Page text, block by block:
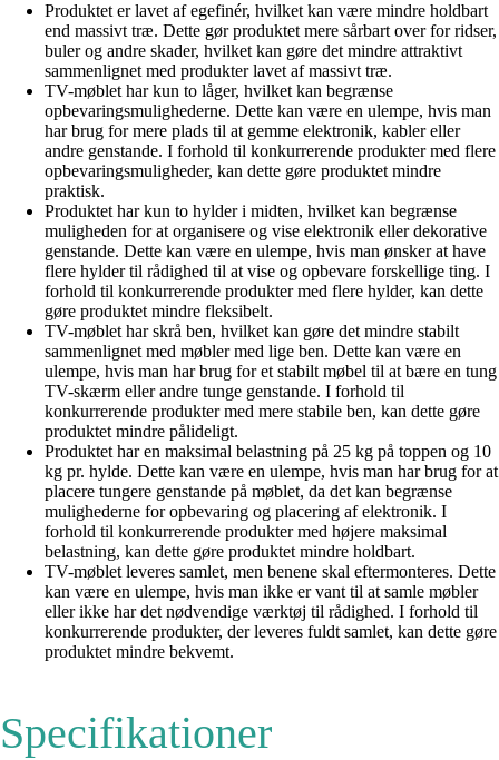
Produktet er lavet af egefinér, hvilket kan være mindre holdbart
end massivt træ. Dette gør produktet mere sårbart over for ridser,
buler og andre skader, hvilket kan gøre det mindre attraktivt
sammenlignet med produkter lavet af massivt træ.
TV-møblet har kun to låger, hvilket kan begrænse
opbevaringsmulighederne. Dette kan være en ulempe, hvis man
har brug for mere plads til at gemme elektronik, kabler eller
andre genstande. I forhold til konkurrerende produkter med flere
opbevaringsmuligheder, kan dette gøre produktet mindre
praktisk.
Produktet har kun to hylder i midten, hvilket kan begrænse
muligheden for at organisere og vise elektronik eller dekorative
genstande. Dette kan være en ulempe, hvis man ønsker at have
flere hylder til rådighed til at vise og opbevare forskellige ting. I
forhold til konkurrerende produkter med flere hylder, kan dette
gøre produktet mindre fleksibelt.
TV-møblet har skrå ben, hvilket kan gøre det mindre stabilt
sammenlignet med møbler med lige ben. Dette kan være en
ulempe, hvis man har brug for et stabilt møbel til at bære en tung
TV-skærm eller andre tunge genstande. I forhold til
konkurrerende produkter med mere stabile ben, kan dette gøre
produktet mindre pålideligt.
Produktet har en maksimal belastning på 25 kg på toppen og 10
kg pr. hylde. Dette kan være en ulempe, hvis man har brug for at
placere tungere genstande på møblet, da det kan begrænse
mulighederne for opbevaring og placering af elektronik. I
forhold til konkurrerende produkter med højere maksimal
belastning, kan dette gøre produktet mindre holdbart.
TV-møblet leveres samlet, men benene skal eftermonteres. Dette
kan være en ulempe, hvis man ikke er vant til at samle møbler
eller ikke har det nødvendige værktøj til rådighed. I forhold til
konkurrerende produkter, der leveres fuldt samlet, kan dette gøre
produktet mindre bekvemt.
Specifikationer